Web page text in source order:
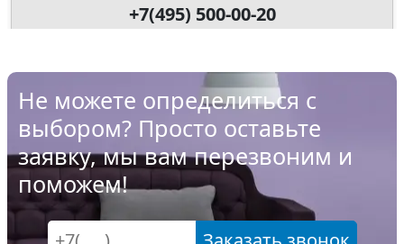
+7(495) 500-00-20
Не можете определиться с
выбором? Просто оставьте
заявку, мы вам перезвоним и
поможем!